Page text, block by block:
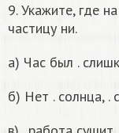
9. Укажите, где
частицу ни.
а) Час был .
б) Нет . солнца, .